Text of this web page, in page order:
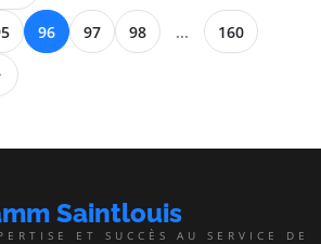
96 97 98 ... 160
Saintlouis
ET SUCCÈS AU SERVICE DE